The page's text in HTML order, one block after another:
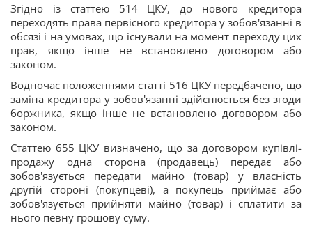
Згідно із статтею 514 ЦКУ, до нового кредитора
переходять права первісного кредитора у зобов'язанні в
обсязі і на умовах, що існували на момент переходу цих
прав, якщо інше не встановлено договором або
законом.
Водночас положеннями статті 516 ЦКУ передбачено, що
заміна кредитора у зобов'язанні здійснюється без згоди
боржника, якщо інше не встановлено договором або
законом.
Статтею 655 ЦКУ визначено, що за договором купівлі-
продажу одна сторона (продавець) передає або
зобов'язується передати майно (товар) у власність
другій стороні (покупцеві), а покупець приймає або
зобов'язується прийняти майно (товар) і сплатити за
нього певну грошову суму.